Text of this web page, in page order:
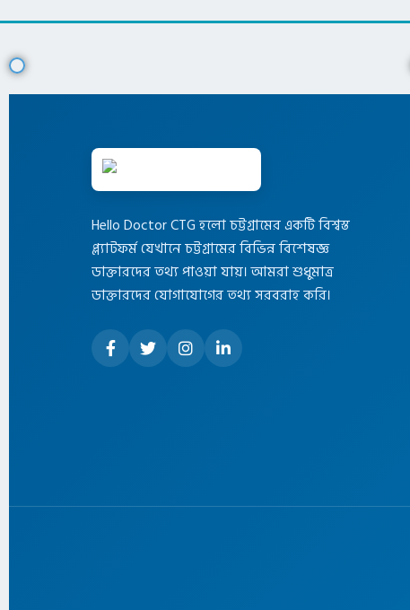
Hello Doctor CTG হলো চট্টগ্রামের একটি বিশ্বস্ত
প্ল্যাটফর্ম যেখানে চট্টগ্রামের বিভিন্ন বিশেষজ্ঞ
ডাক্তারদের তথ্য পাওয়া যায়। আমরা শুধুমাত্র
ডাক্তারদের যোগাযোগের তথ্য সরবরাহ করি।